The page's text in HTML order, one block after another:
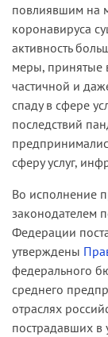
повлиявшим на
коронавируса
активность
меры, принятые
частичной и
спаду в сфере
последствий
сферу услуг,
Во исполнение
законодателем
Федерации
утверждены
федерального
среднего
отраслях
пострадавших в